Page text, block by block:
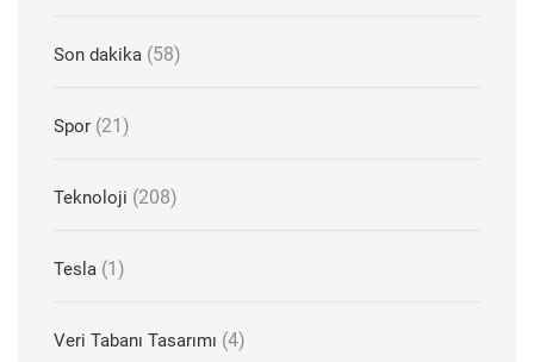
Son dakika (58)
Spor (21)
Teknoloji (208)
Tesla (1)
Veri Tabanı Tasarımı (4)